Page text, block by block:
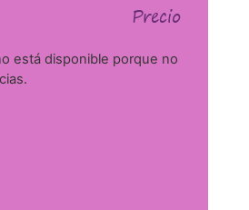
Precio
está disponible porque no